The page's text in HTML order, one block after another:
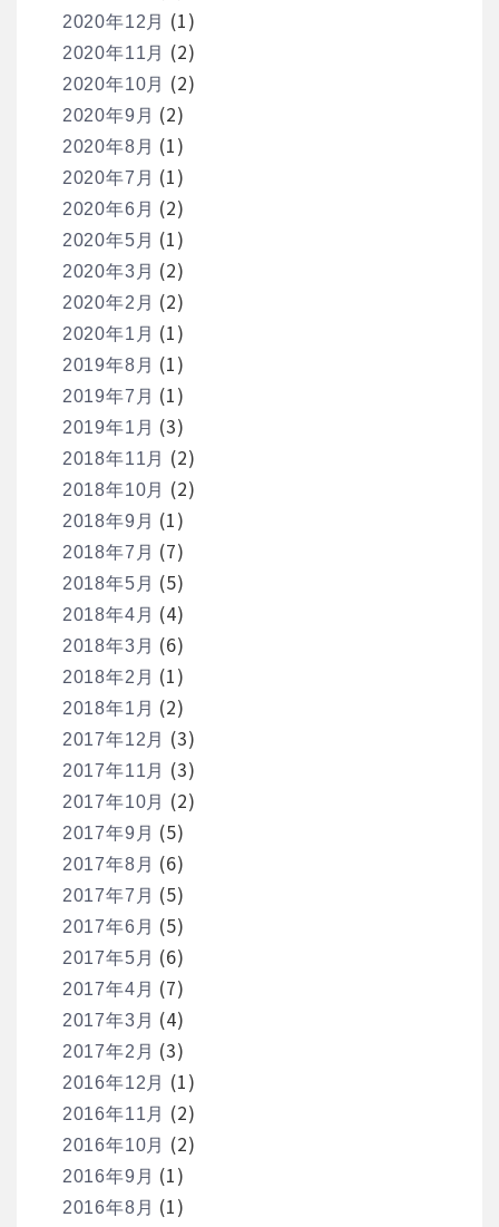
2020年12月 (1)
2020年11月 (2)
2020年10月 (2)
2020年9月 (2)
2020年8月 (1)
2020年7月 (1)
2020年6月 (2)
2020年5月 (1)
2020年3月 (2)
2020年2月 (2)
2020年1月 (1)
2019年8月 (1)
2019年7月 (1)
2019年1月 (3)
2018年11月 (2)
2018年10月 (2)
2018年9月 (1)
2018年7月 (7)
2018年5月 (5)
2018年4月 (4)
2018年3月 (6)
2018年2月 (1)
2018年1月 (2)
2017年12月 (3)
2017年11月 (3)
2017年10月 (2)
2017年9月 (5)
2017年8月 (6)
2017年7月 (5)
2017年6月 (5)
2017年5月 (6)
2017年4月 (7)
2017年3月 (4)
2017年2月 (3)
2016年12月 (1)
2016年11月 (2)
2016年10月 (2)
2016年9月 (1)
2016年8月 (1)